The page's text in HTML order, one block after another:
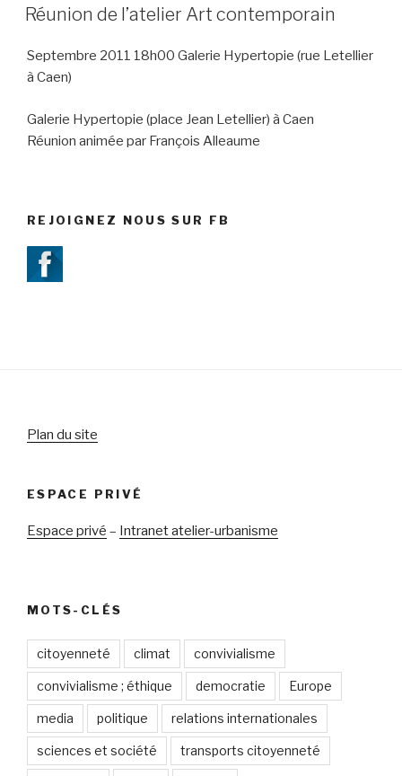
LE
Réunion de l’atelier Art contemporain
Septembre 2011 18h00 Galerie Hypertopie (rue Letellier
à Caen)
Galerie Hypertopie (place Jean Letellier) à Caen
Réunion animée par François Alleaume
REJOIGNEZ NOUS SUR FB
Plan du site
ESPACE PRIVÉ
Espace privé – Intranet atelier-urbanisme
MOTS-CLÉS
citoyenneté climat convivialisme
convivialisme ; éthique democratie Europe
media politique relations internationales
sciences et société transports citoyenneté